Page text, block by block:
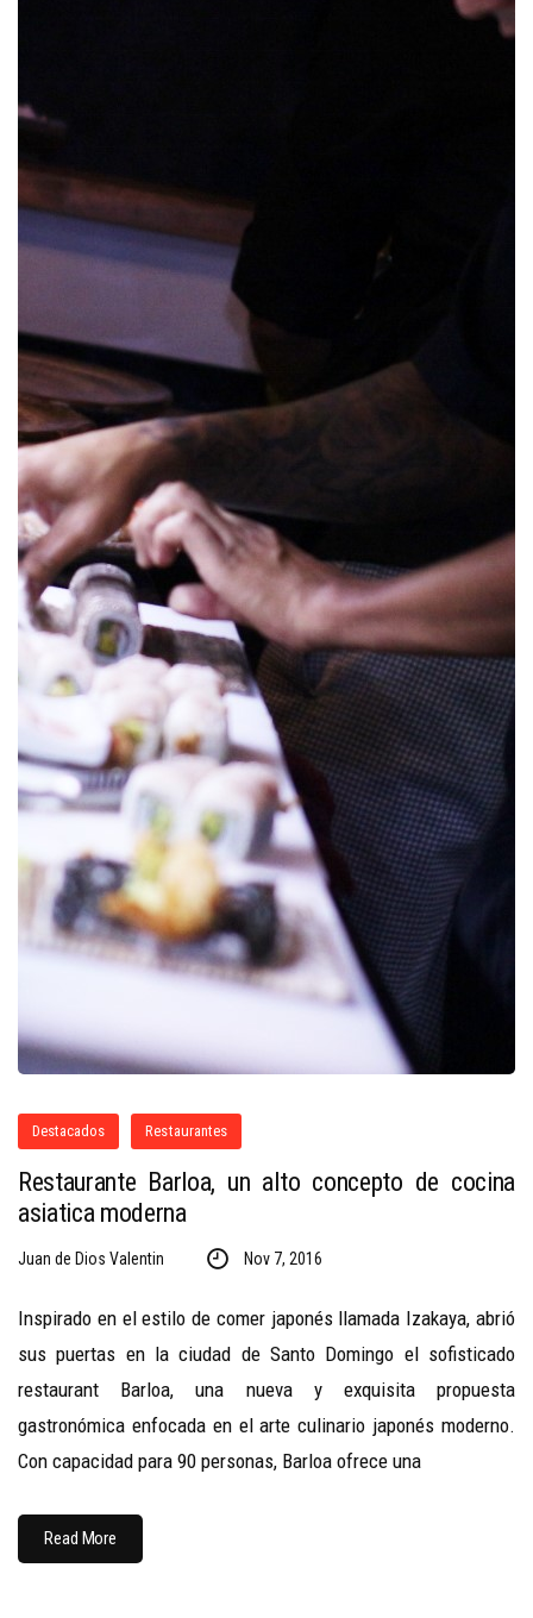
Destacados Restaurantes
Restaurante Barloa, un alto concepto de cocina
asiatica moderna
Juan de Dios Valentin Nov 7, 2016
Inspirado en el estilo de comer japonés llamada Izakaya, abrió
sus puertas en la ciudad de Santo Domingo el sofisticado
restaurant Barloa, una nueva y exquisita propuesta
gastronómica enfocada en el arte culinario japonés moderno.
Con capacidad para 90 personas, Barloa ofrece una
Read More